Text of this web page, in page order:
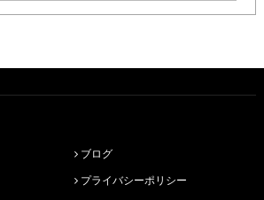
ブログ
プライバシーポリシー